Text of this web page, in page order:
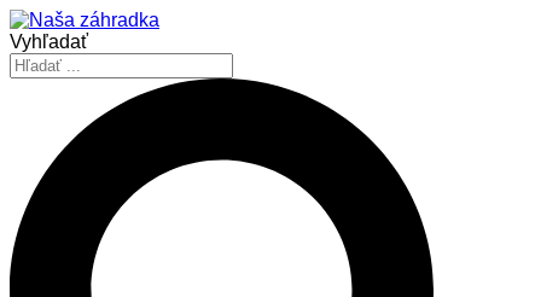
Vyhľadať